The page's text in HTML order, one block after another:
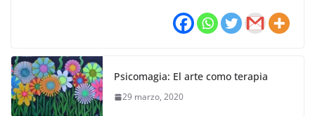
Psicomagia: El arte como terapia
29 marzo, 2020